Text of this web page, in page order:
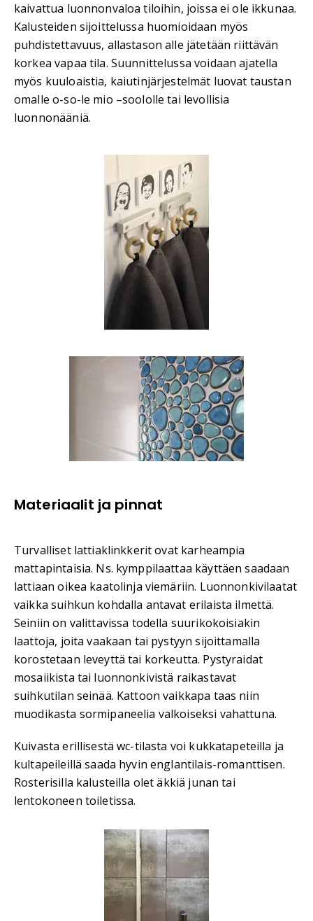
kaivattua luonnonvaloa tiloihin, joissa ei ole ikkunaa.
Kalusteiden sijoittelussa huomioidaan myös
puhdistettavuus, allastason alle jätetään riittävän
korkea vapaa tila. Suunnittelussa voidaan ajatella
myös kuuloaistia, kaiutinjärjestelmät luovat taustan
omalle o-so-le mio –soololle tai levollisia
luonnonääniä.
Materiaalit ja pinnat
Turvalliset lattiaklinkkerit ovat karheampia
mattapintaisia. Ns. kymppilaattaa käyttäen saadaan
lattiaan oikea kaatolinja viemäriin. Luonnonkivilaatat
vaikka suihkun kohdalla antavat erilaista ilmettä.
Seiniin on valittavissa todella suurikokoisiakin
laattoja, joita vaakaan tai pystyyn sijoittamalla
korostetaan leveyttä tai korkeutta. Pystyraidat
mosaiikista tai luonnonkivistä raikastavat
suihkutilan seinää. Kattoon vaikkapa taas niin
muodikasta sormipaneelia valkoiseksi vahattuna.
Kuivasta erillisestä wc-tilasta voi kukkatapeteilla ja
kultapeileillä saada hyvin englantilais-romanttisen.
Rosterisilla kalusteilla olet äkkiä junan tai
lentokoneen toiletissa.